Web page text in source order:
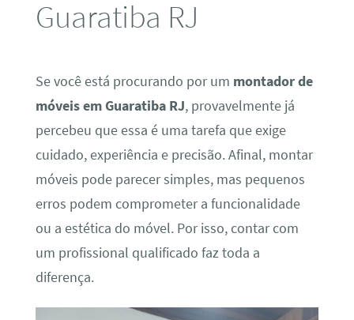
Guaratiba RJ
Se você está procurando por um montador de
móveis em Guaratiba RJ, provavelmente já
percebeu que essa é uma tarefa que exige
cuidado, experiência e precisão. Afinal, montar
móveis pode parecer simples, mas pequenos
erros podem comprometer a funcionalidade
ou a estética do móvel. Por isso, contar com
um profissional qualificado faz toda a
diferença.